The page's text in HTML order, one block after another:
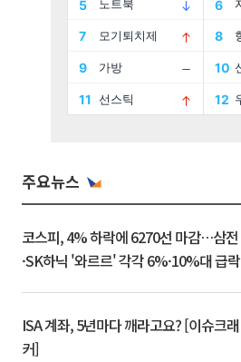
주요뉴스
코스피, 4% 하락에 6270선 마감…삼전
·SK하닉 '와르르' 각각 6%·10%대 급락
ISA 계좌, 5년마다 깨라고요? [이슈크래
커]